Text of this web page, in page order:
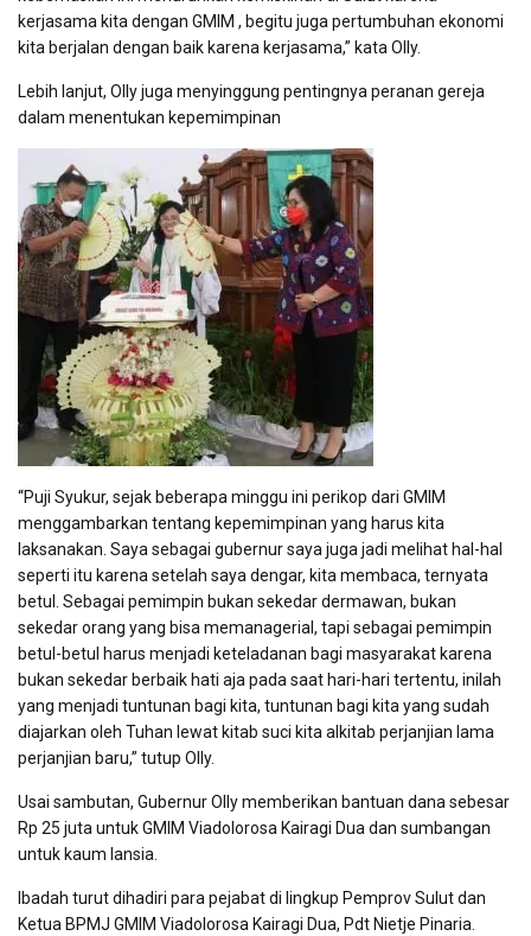
kerjasama kita dengan GMIM , begitu juga pertumbuhan ekonomi
kita berjalan dengan baik karena kerjasama,” kata Olly.
Lebih lanjut, Olly juga menyinggung pentingnya peranan gereja
dalam menentukan kepemimpinan
“Puji Syukur, sejak beberapa minggu ini perikop dari GMIM
menggambarkan tentang kepemimpinan yang harus kita
laksanakan. Saya sebagai gubernur saya juga jadi melihat hal-hal
seperti itu karena setelah saya dengar, kita membaca, ternyata
betul. Sebagai pemimpin bukan sekedar dermawan, bukan
sekedar orang yang bisa memanagerial, tapi sebagai pemimpin
betul-betul harus menjadi keteladanan bagi masyarakat karena
bukan sekedar berbaik hati aja pada saat hari-hari tertentu, inilah
yang menjadi tuntunan bagi kita, tuntunan bagi kita yang sudah
diajarkan oleh Tuhan lewat kitab suci kita alkitab perjanjian lama
perjanjian baru,” tutup Olly.
Usai sambutan, Gubernur Olly memberikan bantuan dana sebesar
Rp 25 juta untuk GMIM Viadolorosa Kairagi Dua dan sumbangan
untuk kaum lansia.
Ibadah turut dihadiri para pejabat di lingkup Pemprov Sulut dan
Ketua BPMJ GMIM Viadolorosa Kairagi Dua, Pdt Nietje Pinaria.